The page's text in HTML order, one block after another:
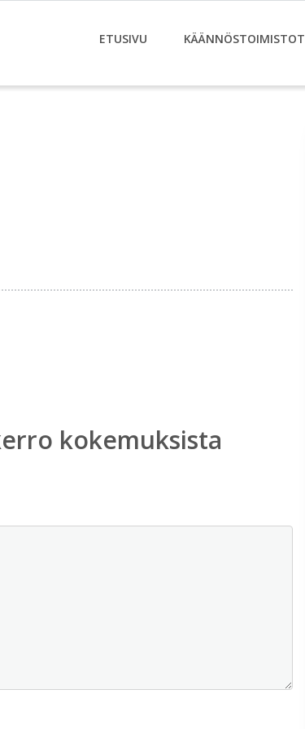
ETUSIVU KÄÄNNÖSTOIMISTOT
kokemuksista